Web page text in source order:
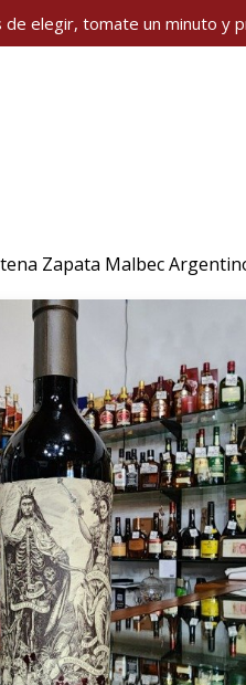
de elegir, tomate un minuto y
Zapata Malbec